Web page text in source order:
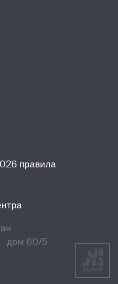
правила
дом 60/5